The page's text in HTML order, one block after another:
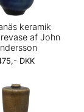
keramik
af John
DKK